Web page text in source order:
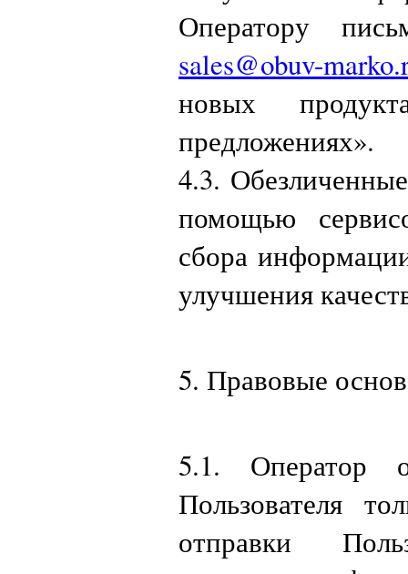
Оператору
sales@obuv-
новых
предложениях».
4.3.
помощью
сбора
улучшения
5. Правовые
5.1. Оператор
Пользователя
отправки